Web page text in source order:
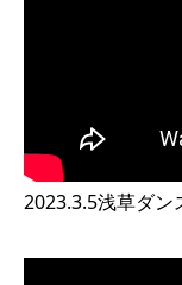
2023.3.5浅草ダン